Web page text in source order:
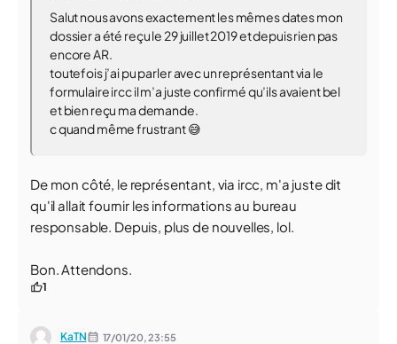
Salut nous avons exactement les mêmes dates mon
dossier a été reçu le 29 juillet 2019 et depuis rien pas
encore AR.
toutefois j’ai pu parler avec un représentant via le
formulaire ircc il m’a juste confirmé qu’ils avaient bel
et bien reçu ma demande.
c quand même frustrant 😅
De mon côté, le représentant, via ircc, m'a juste dit
qu'il allait fournir les informations au bureau
responsable. Depuis, plus de nouvelles, lol.
Bon. Attendons.
1
KaTN 17/01/20,23:55